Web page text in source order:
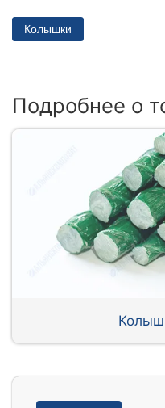
Колышки
Подробнее о